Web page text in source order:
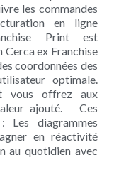
les commandes
en ligne
Print est
ex Franchise
coordonnées des
optimale.
vous offrez aux
ajouté. Ces
Les diagrammes
en réactivité
au quotidien avec